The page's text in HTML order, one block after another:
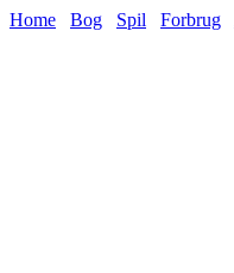
Home Bog Spil Forbrug